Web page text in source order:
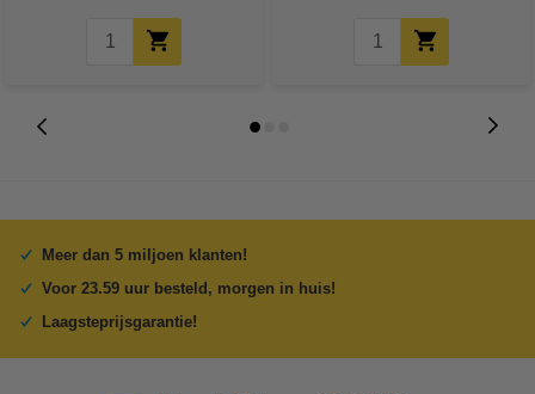
Meer dan 5 miljoen klanten!
Voor 23.59 uur besteld, morgen in huis!
Laagsteprijsgarantie!